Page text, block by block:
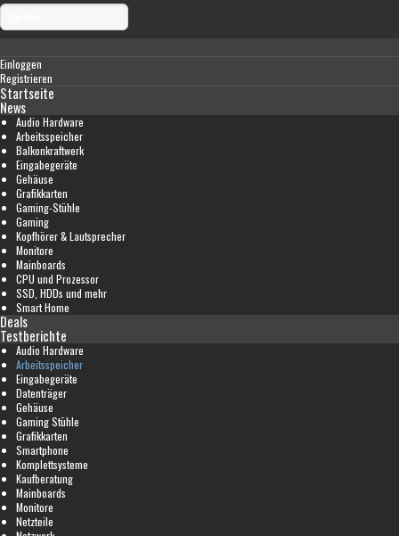
Einloggen
Registrieren
Startseite
News
Audio Hardware
Arbeitsspeicher
Balkonkraftwerk
Eingabegeräte
Gehäuse
Grafikkarten
Gaming-Stühle
Gaming
Kopfhörer & Lautsprecher
Monitore
Mainboards
CPU und Prozessor
SSD, HDDs und mehr
Smart Home
Deals
Testberichte
Audio Hardware
Arbeitsspeicher
Eingabegeräte
Datenträger
Gehäuse
Gaming Stühle
Grafikkarten
Smartphone
Komplettsysteme
Kaufberatung
Mainboards
Monitore
Netzteile